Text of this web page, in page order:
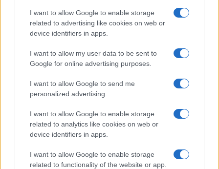
I want to allow Google to enable storage
related to advertising like cookies on web or
device identifiers in apps.
I want to allow my user data to be sent to
Google for online advertising purposes.
I want to allow Google to send me
personalized advertising.
I want to allow Google to enable storage
related to analytics like cookies on web or
device identifiers in apps.
I want to allow Google to enable storage
related to functionality of the website or app.
XV de France : "Ils ne font que jouer",
Peato Mauvaka alerte sur le Japon avant
le match de samedi
Stade Toulousain : "J'attendais avec
impatience un appel de Fabien", Romain
Ntamack savoure sa tournée avec le XV
de France
Stade Toulousain : "Un beau champion"
mais "aucun club ne peut être placé en
dehors du cadre commun" recadre Yann
Roubert
08.07 à 12h00